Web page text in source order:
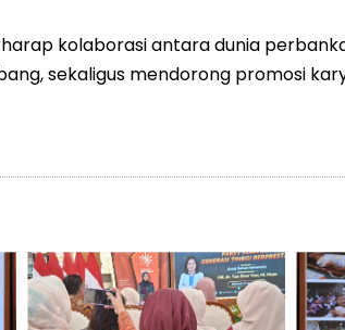
kolaborasi antara dunia
sekaligus mendorong promosi